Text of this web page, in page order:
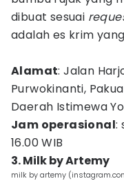
dibuat sesuai
adalah es krim
Alamat: Jalan
Purwokinanti,
Daerah Istimewa
Jam operasional:
16.00 WIB
3. Milk by Artemy
milk by artemy